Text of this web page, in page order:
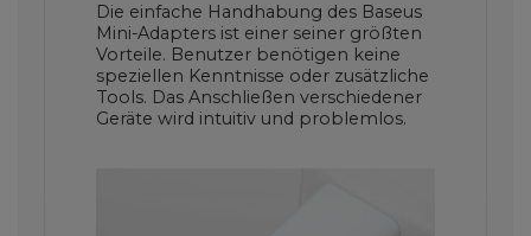
Die einfache Handhabung des Baseus
Mini-Adapters ist einer seiner größten
Vorteile. Benutzer benötigen keine
speziellen Kenntnisse oder zusätzliche
Tools. Das Anschließen verschiedener
Geräte wird intuitiv und problemlos.